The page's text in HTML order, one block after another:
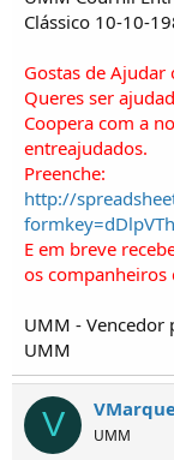
Clássico 10-10-
Gostas de
Queres ser
Coopera com a
entreajudados.
Preenche:
http://
E em breve
os companheiros
UMM - Vencedor
UMM
V UMM